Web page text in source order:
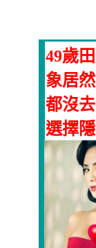
49歲
象居
都沒
選擇